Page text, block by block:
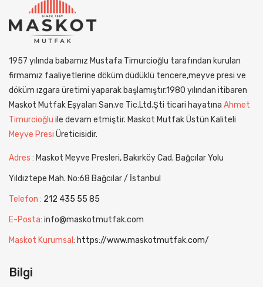
1957 yılında babamız Mustafa Timurcioğlu tarafından kurulan
firmamız faaliyetlerine döküm düdüklü tencere,meyve presi ve
döküm ızgara üretimi yaparak başlamıştır.1980 yılından itibaren
Maskot Mutfak Eşyaları San.ve Tic.Ltd.Şti ticari hayatına Ahmet
Timurcioğlu ile devam etmiştir. Maskot Mutfak Üstün Kaliteli
Meyve Presi Üreticisidir.
Adres : Maskot Meyve Presleri, Bakırköy Cad. Bağcılar Yolu
Yıldıztepe Mah. No:68 Bağcılar / İstanbul
Telefon : 212 435 55 85
E-Posta: info@maskotmutfak.com
Maskot Kurumsal: https://www.maskotmutfak.com/
Bilgi